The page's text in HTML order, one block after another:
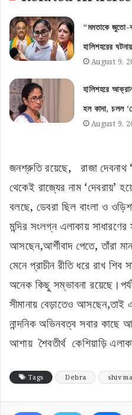
“মমতাকে জুতো-
হালিশহরের
August 9,
হালিশহরে
হল কাদা, চলল
August 9,
জনশ্রুতি রয়েছে, রাজা দেবনাথ
থেকেই রাজ্যের নাম ‘দেবরায়’
বলছে, ডেবরা ছিল বাংলা ও
মন্দির সংলগ্ন এলাকায়
আসছেন,আর্শীবাদ পেতে, তাঁরা
মেনে প্রাচীন রীতি ধরে রাখ
অনেক কিছু সম্ভাবনা
সীমানায় বেড়াতেও
নান্দনিক অভিনবত্ব সবার কাছে
আশায় শৈবতীর্থ কেশিয়াড়ি
Tags Debra shiv